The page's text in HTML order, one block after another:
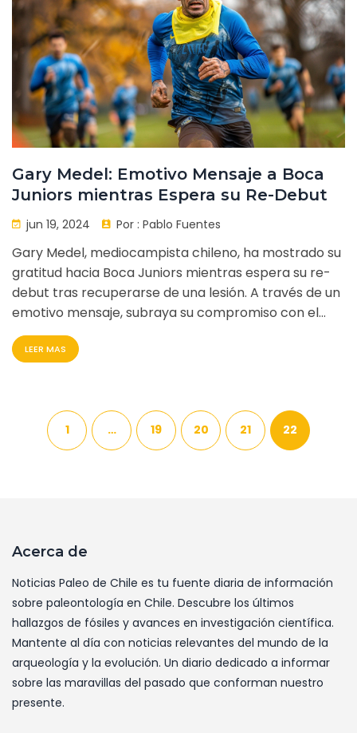
Gary Medel: Emotivo Mensaje a Boca
Juniors mientras Espera su Re-Debut
jun 19, 2024 Por : Pablo Fuentes
Gary Medel, mediocampista chileno, ha mostrado su
gratitud hacia Boca Juniors mientras espera su re-
debut tras recuperarse de una lesión. A través de un
emotivo mensaje, subraya su compromiso con el
equipo y su deseo de volver al campo. La noticia
resalta la dedicación de Medel y su entusiasmo por
LEER MAS
1 … 19 20 21 22
Acerca de
Noticias Paleo de Chile es tu fuente diaria de información
sobre paleontología en Chile. Descubre los últimos
hallazgos de fósiles y avances en investigación científica.
Mantente al día con noticias relevantes del mundo de la
arqueología y la evolución. Un diario dedicado a informar
sobre las maravillas del pasado que conforman nuestro
presente.